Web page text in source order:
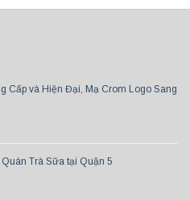
Cấp và Hiện Đại, Mạ Crom Logo Sang
Trà Sữa tại Quận 5